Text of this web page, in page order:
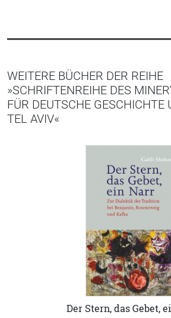
WEITERE BÜCHER DER REIHE
»SCHRIFTENREIHE DES
FÜR DEUTSCHE GESCHICHTE
TEL AVIV«
Der Stern, das Gebet,